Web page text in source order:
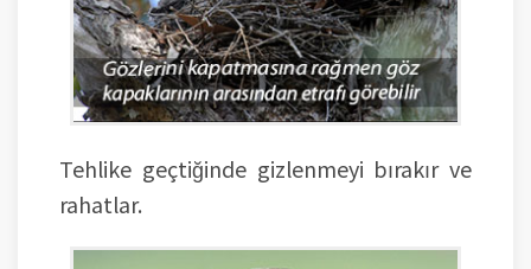
Tehlike geçtiğinde gizlenmeyi bırakır ve
rahatlar.